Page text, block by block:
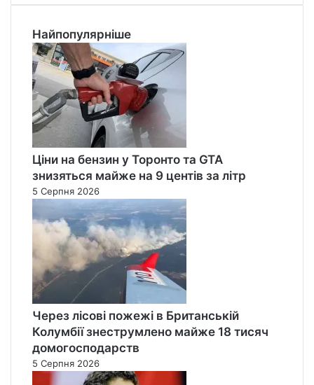
Найпопулярніше
Ціни на бензин у Торонто та GTA
знизяться майже на 9 центів за літр
5 Серпня 2026
Через лісові пожежі в Британській
Колумбії знеструмлено майже 18 тисяч
домогосподарств
5 Серпня 2026